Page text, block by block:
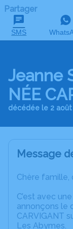
Partager
SMS
Jeanne
NÉE
décédée le 2 août
Message
Chère famille,
C’est avec
annonçons le
CARVIGANT
Les Abymes.